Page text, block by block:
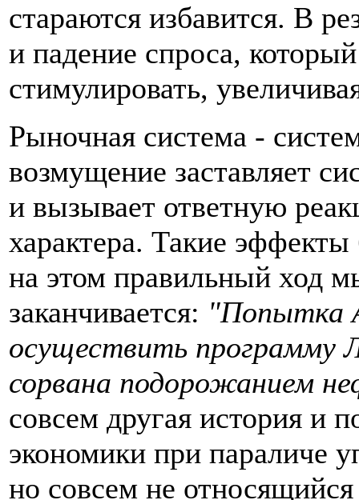
стараются избавится. В
и падение спроса,
стимулировать,
Рыночная система -
возмущение заставляет
и вызывает ответную
характера. Такие
на этом правильный ход
заканчивается: "Попытка
осуществить программу
сорвана подорожанием
совсем другая история и
экономики при параличе
но совсем не